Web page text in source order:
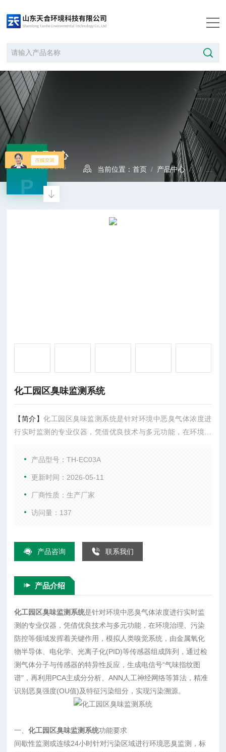
产品中心
PRODUCTS
P
当前位置：首页 / 产品中心/ /恶臭
化工园区臭味监测系统
【简介】化工园区臭味监测系统是针对环境中恶臭气体浓度进
行实时监测的专业仪器，凭借优良技术与多元功能，在环境治
金属氧化物半导体、电化学、光离子化(PID)等传感器组成阵
法，精准识别恶臭强度(OU值)及特征污染组分，实现污染溯
源。
产品型号：TH-EC03A
更新时间：2026-05-11
厂商性质：生产厂家
访问量：137
产品咨询 联系我们
产品介绍
化工园区臭味监测系统是针对环境中恶臭气体浓度进行实时监
测的专业仪器，凭借优良技术与多元功能，在环境治理、污染
防控等领域发挥着关键作用，模拟人类嗅觉系统，由金属氧化
物半导体、电化学、光离子化(PID)等传感器组成阵列，通过检
测气体分子与传感器的特异性反应，生成电信号“气味指纹图
谱"，再利用PCA主成分分析、ANN人工神经网络等算法，精准
识别恶臭强度(OU值)及特征污染组分，实现污染溯源。
一、化工园区臭味监测系统功能要求
间歇性监测或连续24小时针对污染区域进行环境恶臭监测，标